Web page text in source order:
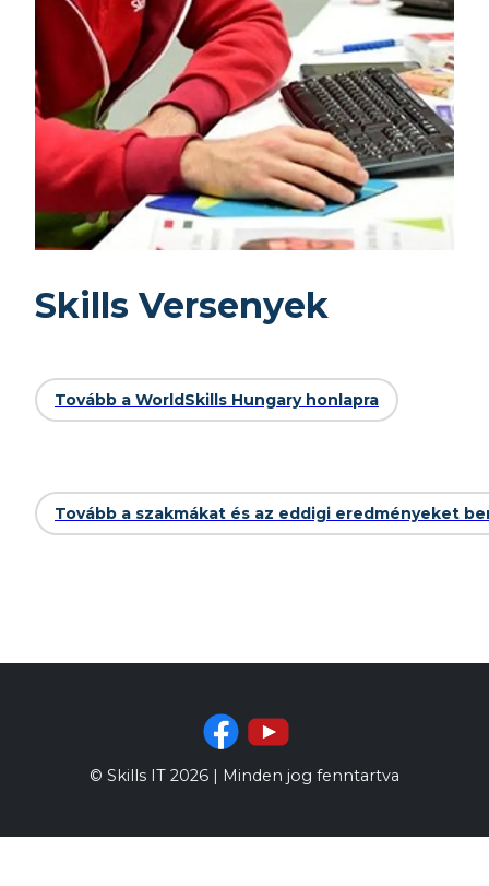
Skills Versenyek
Tovább a WorldSkills Hungary honlapra
Tovább a szakmákat és az eddigi eredményeket
© Skills IT 2026 | Minden jog fenntartva